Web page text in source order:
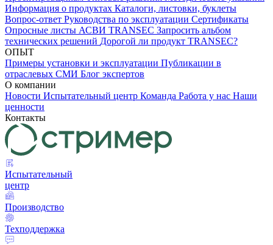
Информация о продуктах Каталоги, листовки, буклеты
Вопрос-ответ Руководства по эксплуатации Сертификаты
Опросные листы АСВИ TRANSEC Запросить альбом
технических решений Дорогой ли продукт TRANSEC?
ОПЫТ
Примеры установки и эксплуатации Публикации в
отраслевых СМИ Блог экспертов
О компании
Новости Испытательный центр Команда Работа у нас Наши
ценности
Контакты
Испытательный
центр
Производство
Техподдержка